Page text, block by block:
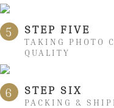
5 STEP FIVE
TAKING PHOTO
QUALITY
6 STEP SIX
PACKING &